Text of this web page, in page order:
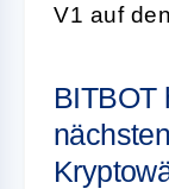
V1 auf
BITBOT